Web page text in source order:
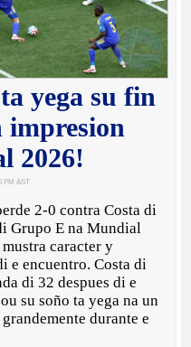
yega su fin
impresion
2026!
PM AST
2-0 contra Costa di
Grupo E na Mundial
caracter y
e encuentro. Costa di
di 32 despues di e
su soño ta yega na un
durante e